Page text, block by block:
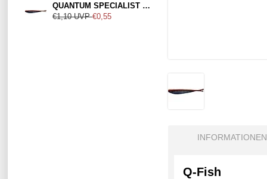
INFORMATIONEN
Q-Fish
QUANTUM SPECIALIST Q-Fish Camouflage 13cm
€1,10UVP €0,55